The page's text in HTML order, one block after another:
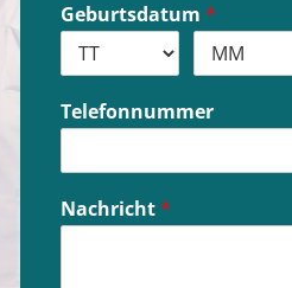
N
m
Geburtsdatum *
Telefonnummer
Nachricht*